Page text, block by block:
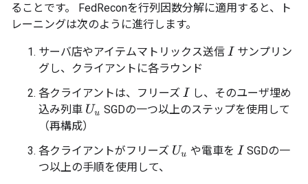
ることです。 FedReconを行列因数分解に適用すると、ト
レーニングは次のように進行します。
サーバ店やアイテムマトリックス送信 I サンプリン
グし、クライアントに各ラウンド
各クライアントは、フリーズ I し、そのユーザ埋め
込み列車 Uu SGDの一つ以上のステップを使用して
（再構成）
各クライアントがフリーズ Uu や電車を I SGDの一
つ以上の手順を使用して、